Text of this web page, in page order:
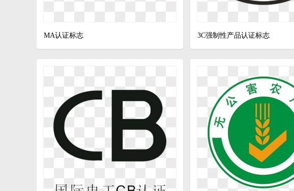
MA认证标志 3C强制性产品认证标志